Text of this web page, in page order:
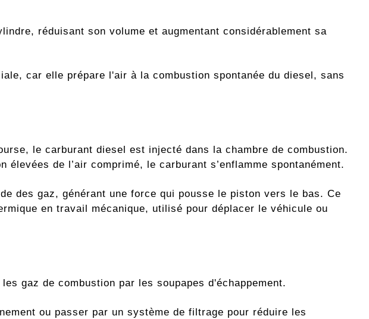
réduisant son volume et augmentant considérablement sa
car elle prépare l'air à la combustion spontanée du diesel, sans
le carburant diesel est injecté dans la chambre de combustion.
de l’air comprimé, le carburant s’enflamme spontanément.
des gaz, générant une force qui pousse le piston vers le bas. Ce
en travail mécanique, utilisé pour déplacer le véhicule ou
gaz de combustion par les soupapes d'échappement.
ou passer par un système de filtrage pour réduire les